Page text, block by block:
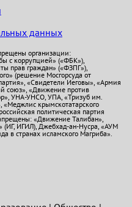
данных
организации:
с коррупцией» («ФБК»),
прав граждан» («ФЗПГ»),
(решение Мосгорсуда от
«Свидетели Иеговы», «Армия
союз», «Движение против
УНА-УНСО, УПА, «Тризуб им.
крымскотатарского
политическая партия
«Движение Талибан»,
(ИГ, ИГИЛ), Джебхад-ан-Нусра, «АУМ
в странах исламского Магриба».